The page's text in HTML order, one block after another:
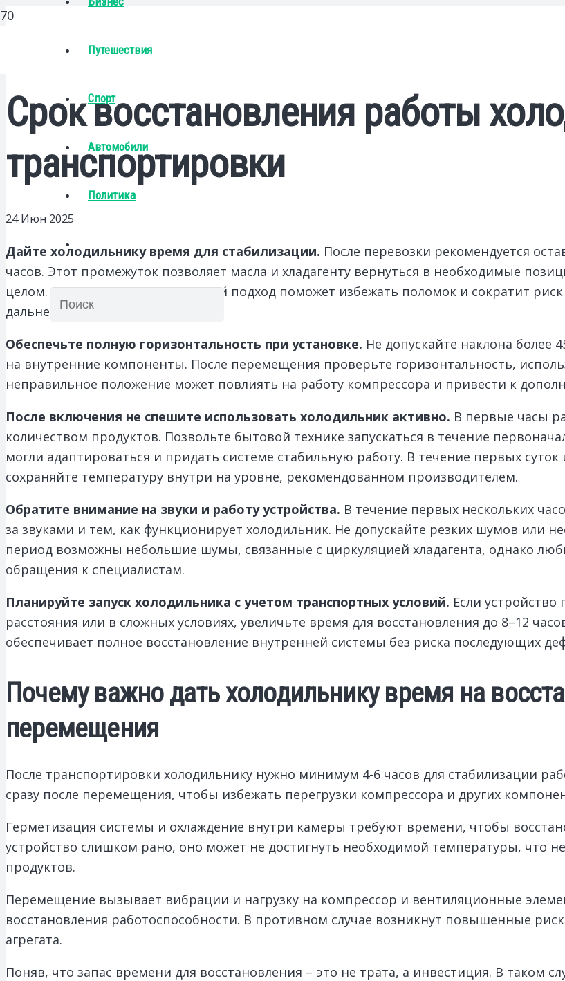
Путешествия
Спорт
Автомобили
Политика
Срок восстановления работы
транспортировки
24 Июн 2025
Дайте холодильнику время для стабилизации. После перевозки рекомендуется
часов. Этот промежуток позволяет масла и хладагенту вернуться в необходимые
целом. Проявите терпение – такой подход поможет избежать поломок и сократит
дальнейшем использовании.
Обеспечьте полную горизонтальность при установке. Не допускайте наклона более
на внутренние компоненты. После перемещения проверьте горизонтальность,
неправильное положение может повлиять на работу компрессора и привести к
После включения не спешите использовать холодильник активно. В первые часы
количеством продуктов. Позвольте бытовой технике запускаться в течение
могли адаптироваться и придать системе стабильную работу. В течение первых
сохраняйте температуру внутри на уровне, рекомендованном производителем.
Обратите внимание на звуки и работу устройства. В течение первых нескольких
за звуками и тем, как функционирует холодильник. Не допускайте резких шумов или
период возможны небольшие шумы, связанные с циркуляцией хладагента, однако
обращения к специалистам.
Планируйте запуск холодильника с учетом транспортных условий. Если
расстояния или в сложных условиях, увеличьте время для восстановления до 8–12
обеспечивает полное восстановление внутренней системы без риска последующих
Почему важно дать холодильнику время на
перемещения
После транспортировки холодильнику нужно минимум 4-6 часов для стабилизации
сразу после перемещения, чтобы избежать перегрузки компрессора и других
Герметизация системы и охлаждение внутри камеры требуют времени, чтобы
устройство слишком рано, оно может не достигнуть необходимой температуры, что
продуктов.
Перемещение вызывает вибрации и нагрузку на компрессор и вентиляционные
восстановления работоспособности. В противном случае возникнут повышенные
агрегата.
Поняв, что запас времени для восстановления – это не трата, а инвестиция. В таком